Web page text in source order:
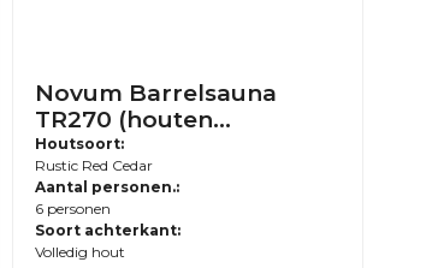
Novum Barrelsauna
TR270 (houten
achterwand) -
Zespersoons sauna - 270
cm lengte - Rustic Red
Cedar
Houtsoort:
Rustic Red Cedar
Aantal personen.:
6 personen
Soort achterkant:
Volledig hout